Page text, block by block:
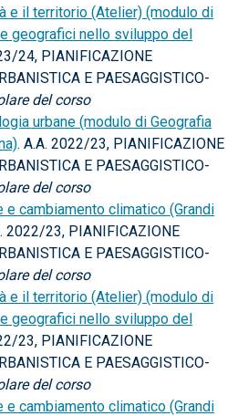
e il territorio (Atelier) (modulo di
geografici nello sviluppo del
24, PIANIFICAZIONE
E PAESAGGISTICO-
del corso
urbane (modulo di Geografia
. A.A. 2022/23, PIANIFICAZIONE
E PAESAGGISTICO-
del corso
e cambiamento climatico (Grandi
2022/23, PIANIFICAZIONE
E PAESAGGISTICO-
del corso
e il territorio (Atelier) (modulo di
geografici nello sviluppo del
23, PIANIFICAZIONE
E PAESAGGISTICO-
del corso
e cambiamento climatico (Grandi